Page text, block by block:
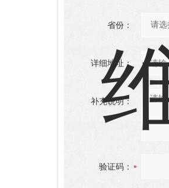
省份：
详细地址：
补充说明：
验证码：